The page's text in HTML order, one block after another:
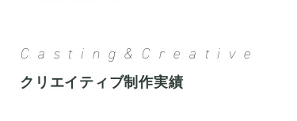
Casting&Creative
クリエイティブ制作実績